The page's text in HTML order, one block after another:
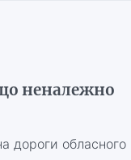
неналежно
дороги обласного